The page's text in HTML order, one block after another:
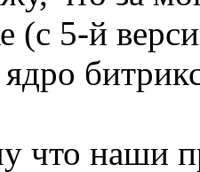
(с 5-й
что наши